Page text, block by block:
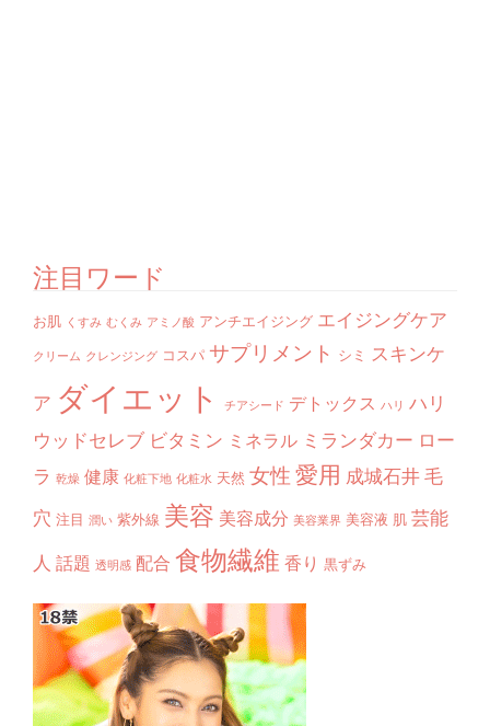
注目ワード
お肌 くすみ むくみ アミノ酸 アンチエイジング エイジングケア
クリーム クレンジング コスパ サプリメント シミ スキンケ
ア ダイエット チアシード デトックス ハリ ハリ
ウッドセレブ ビタミン ミネラル ミランダカー ロー
ラ 乾燥 健康 化粧下地 化粧水 天然 女性愛用 成城石井毛
穴 注目 潤い 紫外線 美容 美容成分 美容業界 美容液 肌 芸能
人 話題 透明感 配合 食物繊維 香り 黒ずみ